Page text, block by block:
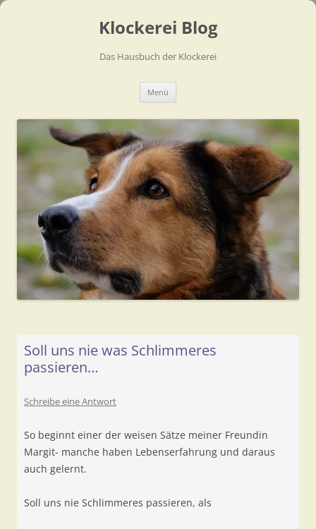
Klockerei Blog
Das Hausbuch der Klockerei
Menü
Soll uns nie was Schlimmeres
passieren…
Schreibe eine Antwort
So beginnt einer der weisen Sätze meiner Freundin
Margit- manche haben Lebenserfahrung und daraus
auch gelernt.
Soll uns nie Schlimmeres passieren, als